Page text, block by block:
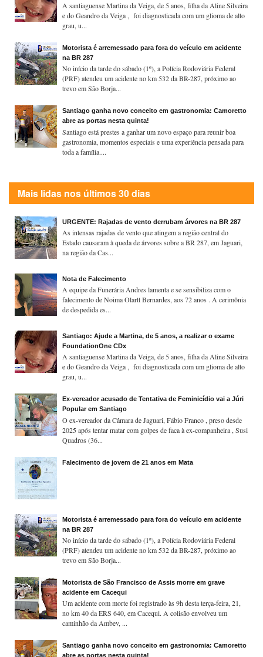
A santiaguense Martina da Veiga, de 5 anos, filha da Aline Silveira
e do Geandro da Veiga , foi diagnosticada com um glioma de alto
grau, u...
Motorista é arremessado para fora do veículo em acidente
na BR 287
No início da tarde do sábado (1º), a Polícia Rodoviária Federal
(PRF) atendeu um acidente no km 532 da BR-287, próximo ao
trevo em São Borja...
Santiago ganha novo conceito em gastronomia: Camoretto
abre as portas nesta quinta!
Santiago está prestes a ganhar um novo espaço para reunir boa
gastronomia, momentos especiais e uma experiência pensada para
toda a família....
Mais lidas nos últimos 30 dias
URGENTE: Rajadas de vento derrubam árvores na BR 287
As intensas rajadas de vento que atingem a região central do
Estado causaram à queda de árvores sobre a BR 287, em Jaguari,
na região da Cas...
Nota de Falecimento
A equipe da Funerária Andres lamenta e se sensibiliza com o
falecimento de Noima Olartt Bernardes, aos 72 anos . A cerimônia
de despedida es...
Santiago: Ajude a Martina, de 5 anos, a realizar o exame
FoundationOne CDx
A santiaguense Martina da Veiga, de 5 anos, filha da Aline Silveira
e do Geandro da Veiga , foi diagnosticada com um glioma de alto
grau, u...
Ex-vereador acusado de Tentativa de Feminicídio vai a Júri
Popular em Santiago
O ex-vereador da Câmara de Jaguari, Fábio Franco , preso desde
2025 após tentar matar com golpes de faca à ex-companheira , Susi
Quadros (36...
Falecimento de jovem de 21 anos em Mata
Motorista é arremessado para fora do veículo em acidente
na BR 287
No início da tarde do sábado (1º), a Polícia Rodoviária Federal
(PRF) atendeu um acidente no km 532 da BR-287, próximo ao
trevo em São Borja...
Motorista de São Francisco de Assis morre em grave
acidente em Cacequi
Um acidente com morte foi registrado às 9h desta terça-feira, 21,
no km 40 da ERS 640, em Cacequi. A colisão envolveu um
caminhão da Ambev, ...
Santiago ganha novo conceito em gastronomia: Camoretto
abre as portas nesta quinta!